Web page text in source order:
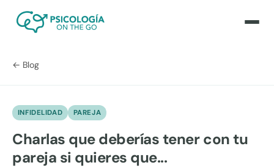
← Blog
INFIDELIDAD PAREJA
Charlas que deberías tener con tu
pareja si quieres que...